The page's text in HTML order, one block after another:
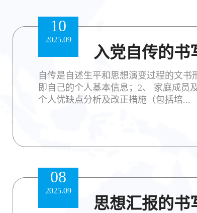
入党自传的书
自传是自述生平和思想演变过程的文
即自己的个人基本信息；2、 家庭成员
个人优缺点分析及改正措施（包括培...
10
2025.09
思想汇报的书
08
2025.09